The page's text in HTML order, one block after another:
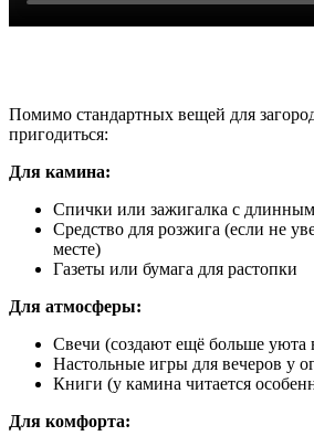
Помимо стандартных вещей для
пригодиться:
Для камина:
Спички или зажигалка с
Средство для розжига (если не
месте)
Газеты или бумага для растопки
Для атмосферы:
Свечи (создают ещё больше уюта
Настольные игры для вечеров у
Книги (у камина читается
Для комфорта: